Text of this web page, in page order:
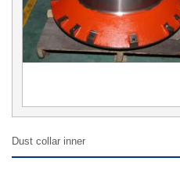
Dust collar inner